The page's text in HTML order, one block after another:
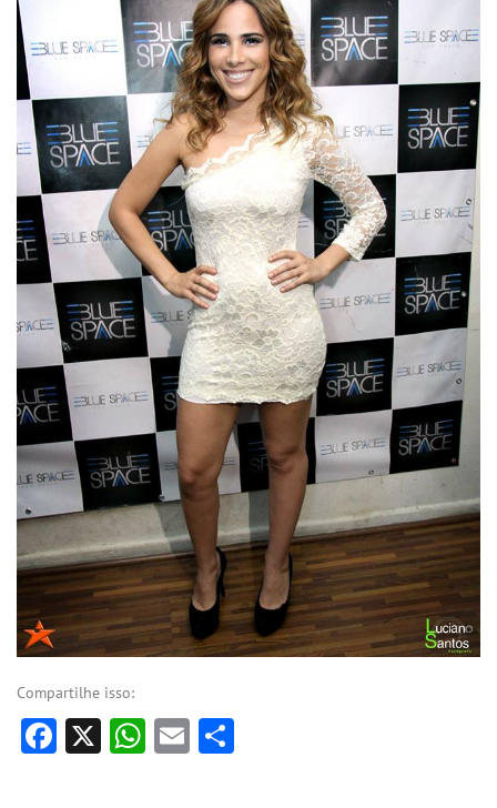
Compartilhe isso:
Facebook
X WhatsApp
Email